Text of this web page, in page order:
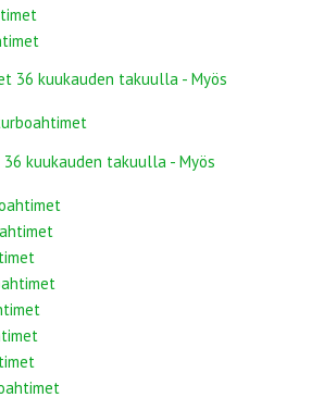
36 kuukauden takuulla - Myös
kuukauden takuulla - Myös